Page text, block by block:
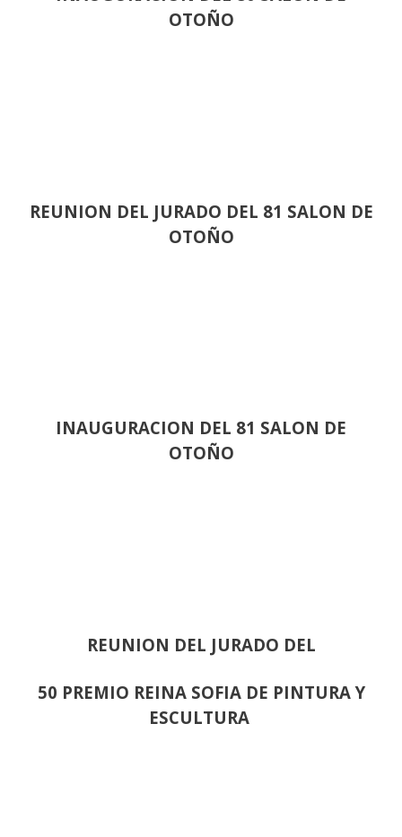
OTOÑO
REUNION DEL JURADO DEL 81 SALON DE
OTOÑO
INAUGURACION DEL 81 SALON DE
OTOÑO
REUNION DEL JURADO DEL
50 PREMIO REINA SOFIA DE PINTURA Y
ESCULTURA